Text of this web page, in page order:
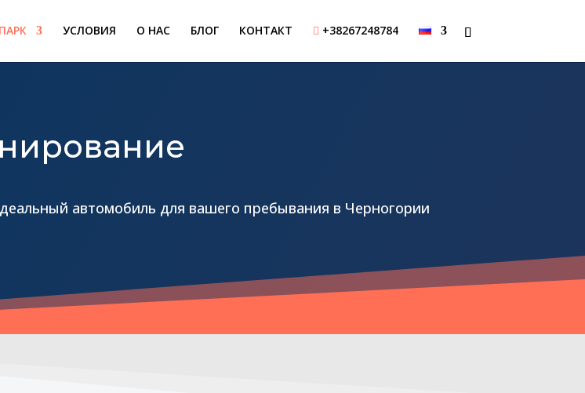
УСЛОВИЯ О НАС БЛОГ КОНТАКТ  +38267248784
автомобиль для вашего пребывания в Черногории